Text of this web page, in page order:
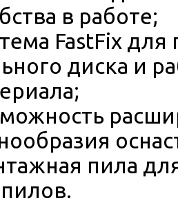
в работе;
FastFix
диска и
пила